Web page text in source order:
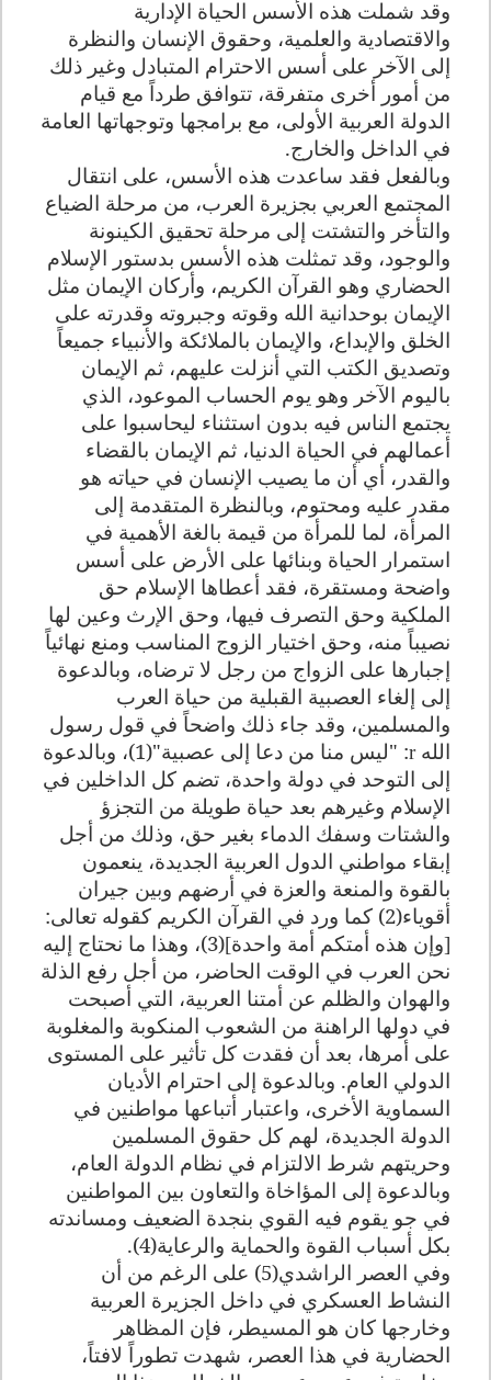
وقد شملت هذه الأسس الحياة الإدارية
والاقتصادية والعلمية، وحقوق الإنسان والنظرة
إلى الآخر على أسس الاحترام المتبادل وغير ذلك
من أمور أخرى متفرقة، تتوافق طرداً مع قيام
الدولة العربية الأولى، مع برامجها وتوجهاتها العامة
في الداخل والخارج.
وبالفعل فقد ساعدت هذه الأسس، على انتقال
المجتمع العربي بجزيرة العرب، من مرحلة الضياع
والتأخر والتشتت إلى مرحلة تحقيق الكينونة
والوجود، وقد تمثلت هذه الأسس بدستور الإسلام
الحضاري وهو القرآن الكريم، وأركان الإيمان مثل
الإيمان بوحدانية الله وقوته وجبروته وقدرته على
الخلق والإبداع، والإيمان بالملائكة والأنبياء جميعاً
وتصديق الكتب التي أنزلت عليهم، ثم الإيمان
باليوم الآخر وهو يوم الحساب الموعود، الذي
يجتمع الناس فيه بدون استثناء ليحاسبوا على
أعمالهم في الحياة الدنيا، ثم الإيمان بالقضاء
والقدر، أي أن ما يصيب الإنسان في حياته هو
مقدر عليه ومحتوم، وبالنظرة المتقدمة إلى
المرأة، لما للمرأة من قيمة بالغة الأهمية في
استمرار الحياة وبنائها على الأرض على أسس
واضحة ومستقرة، فقد أعطاها الإسلام حق
الملكية وحق التصرف فيها، وحق الإرث وعين لها
نصيباً منه، وحق اختيار الزوج المناسب ومنع نهائياً
إجبارها على الزواج من رجل لا ترضاه، وبالدعوة
إلى إلغاء العصبية القبلية من حياة العرب
والمسلمين، وقد جاء ذلك واضحاً في قول رسول
اللهr
: "ليس منا من دعا إلى عصبية"(1)، وبالدعوة
إلى التوحد في دولة واحدة، تضم كل الداخلين في
الإسلام وغيرهم بعد حياة طويلة من التجزؤ
والشتات وسفك الدماء بغير حق، وذلك من أجل
إبقاء مواطني الدول العربية الجديدة، ينعمون
بالقوة والمنعة والعزة في أرضهم وبين جيران
أقوياء(2) كما ورد في القرآن الكريم كقوله تعالى:
]وإن هذه أمتكم أمة واحدة[
(3)، وهذا ما نحتاج إليه
نحن العرب في الوقت الحاضر، من أجل رفع الذلة
والهوان والظلم عن أمتنا العربية، التي أصبحت
في دولها الراهنة من الشعوب المنكوبة والمغلوبة
على أمرها، بعد أن فقدت كل تأثير على المستوى
الدولي العام. وبالدعوة إلى احترام الأديان
السماوية الأخرى، واعتبار أتباعها مواطنين في
الدولة الجديدة، لهم كل حقوق المسلمين
وحريتهم شرط الالتزام في نظام الدولة العام،
وبالدعوة إلى المؤاخاة والتعاون بين المواطنين
في جو يقوم فيه القوي بنجدة الضعيف ومساندته
بكل أسباب القوة والحماية والرعاية(4).
وفي العصر الراشدي(5) على الرغم من أن
النشاط العسكري في داخل الجزيرة العربية
وخارجها كان هو المسيطر، فإن المظاهر
الحضارية في هذا العصر، شهدت تطوراً لافتاً،